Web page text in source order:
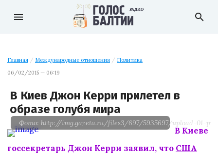
menu search
Главная / Международные отношения / Политика
06/02/2015 — 06:19
В Киев Джон Керри прилетел в
образе голубя мира
Фото: http://img.gazeta.ru/files3/697/5935697/upload-01-
В Киеве
госсекретарь Джон Керри заявил, что США